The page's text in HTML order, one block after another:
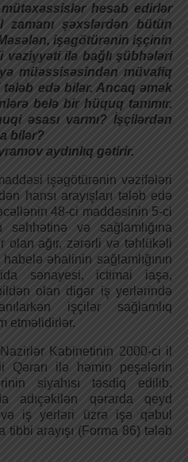
mütəxəssislər hesab edirlər
şəxslərdən bütün
işəgötürənin işçinin
vəziyyəti ilə bağlı şübhələri
müəssisəsindən müvafiq
edə bilər. Ancaq əmək
belə bir hüquq tanımır.
əsası varmı? İşçilərdən
bilər?
aydınlıq gətirir.
işəgötürənin vəzifələri
hansı arayışları tələb edə
48-ci maddəsinin 5-ci
və sağlamlığına
olan ağır, zərərli və təhlükəli
əhalinin sağlamlığının
sənayesi, ictimai iaşə,
olan digər iş yerlərində
işçilər sağlamlıq
etməlidirlər.
Kabinetinin 2000-ci il
Qərarı ilə həmin peşələrin
siyahısı təsdiq edilib.
adıçəkilən qərarda qeyd
iş yerləri üzrə işə qəbul
tibbi arayışı (Forma 86) tələb